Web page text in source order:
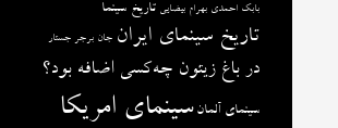
بابک احمدی بهرام بیضایی تاریخ سینما
تاریخ سینمای ایران جان برجر جستار
در باغ زیتون چه‌کسی اضافه بود؟
سینمای آلمان سینمای امریکا